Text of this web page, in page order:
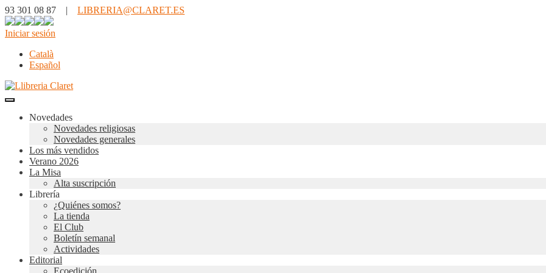
93 301 08 87 | LIBRERIA@CLARET.ES
Iniciar sesión
Català
Español
Novedades
Novedades religiosas
Novedades generales
Los más vendidos
Verano 2026
La Misa
Alta suscripción
Librería
¿Quiénes somos?
La tienda
El Club
Boletín semanal
Actividades
Editorial
Ecoedición